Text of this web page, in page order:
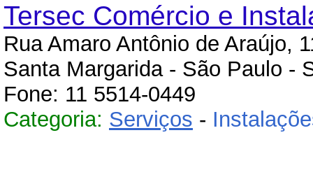
Tersec Comércio e
Rua Amaro Antônio de Araújo,
Santa Margarida - São Paulo -
Fone: 11 5514-0449
Categoria: Serviços -